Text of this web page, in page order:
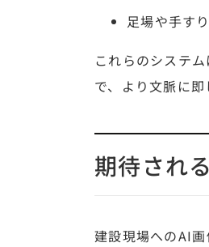
足場や手す
これらのシステ
で、より文脈に即
期待され
建設現場へのAI